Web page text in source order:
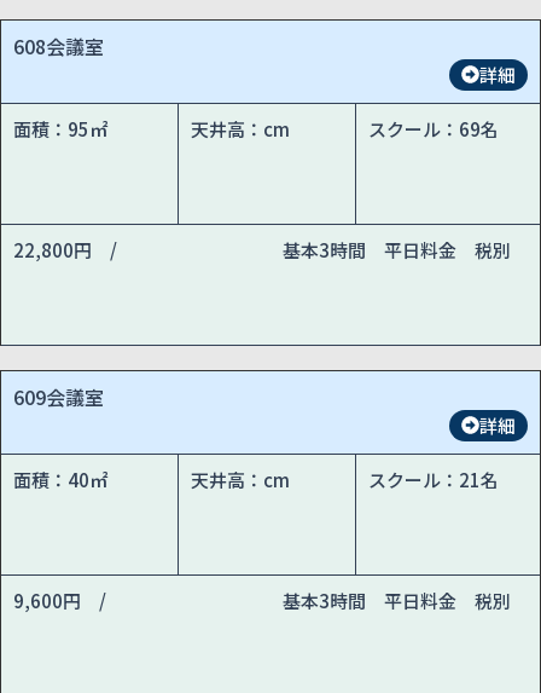
608会議室
詳細
面積：95㎡ 天井高：cm スクール：69名
22,800円 / 基本3時間 平日料金 税別
609会議室
詳細
面積：40㎡ 天井高：cm スクール：21名
9,600円 / 基本3時間 平日料金 税別